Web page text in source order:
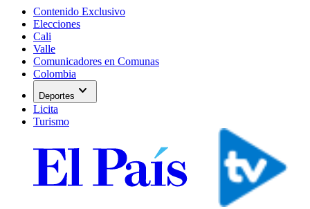
Contenido Exclusivo
Elecciones
Cali
Valle
Comunicadores en Comunas
Colombia
Deportes expand_more
Licita
Turismo